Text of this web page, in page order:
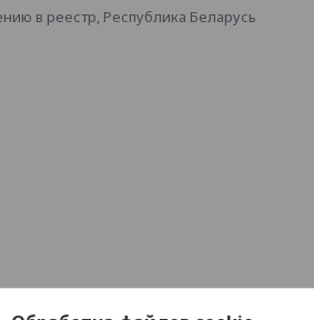
в реестр, Республика Беларусь